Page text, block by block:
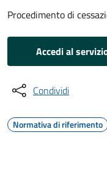
Procedimento di
Accedi al
Condividi
Normativa di riferimento